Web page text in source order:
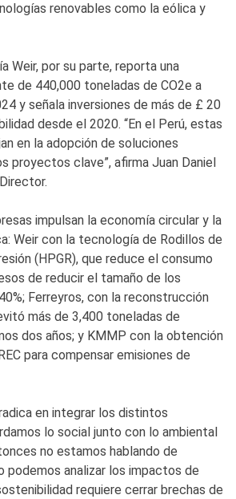
renovables como la eólica y
Weir, por su parte, reporta una
de 440,000 toneladas de CO2e a
y señala inversiones de más de £ 20
desde el 2020. “En el Perú, estas
en la adopción de soluciones
proyectos clave”, afirma Juan Daniel
impulsan la economía circular y la
Weir con la tecnología de Rodillos de
(HPGR), que reduce el consumo
de reducir el tamaño de los
Ferreyros, con la reconstrucción
más de 3,400 toneladas de
dos años; y KMMP con la obtención
para compensar emisiones de
en integrar los distintos
lo social junto con lo ambiental
no estamos hablando de
podemos analizar los impactos de
requiere cerrar brechas de